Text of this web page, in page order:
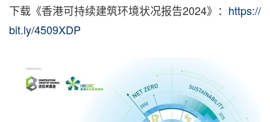
下载《香港可持续建筑环境状况报告2024》： https://
bit.ly/4509XDP